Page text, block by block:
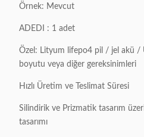
Örnek: Mevcut
ADEDI : 1 adet
Özel: Lityum lifepo4 pil / jel akü /
boyutu veya diğer gereksinimleri
Hızlı Üretim ve Teslimat Süresi
Silindirik ve Prizmatik tasarım
tasarımı